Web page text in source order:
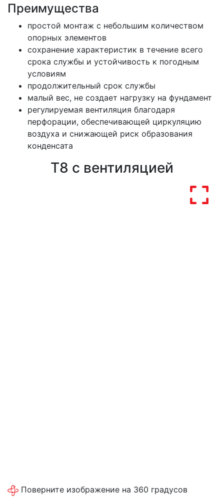
Преимущества
простой монтаж с небольшим количеством
опорных элементов
сохранение характеристик в течение всего
срока службы и устойчивость к погодным
условиям
продолжительный срок службы
малый вес, не создает нагрузку на фундамент
регулируемая вентиляция благодаря
перфорации, обеспечивающей циркуляцию
воздуха и снижающей риск образования
конденсата
T8 с вентиляцией
Поверните изображение на 360 градусов